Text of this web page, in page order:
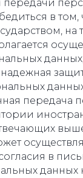
передачи
в том,
на
передача
в
данных